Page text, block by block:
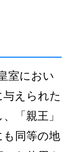
室におい
えられた
「親王」
同等の地